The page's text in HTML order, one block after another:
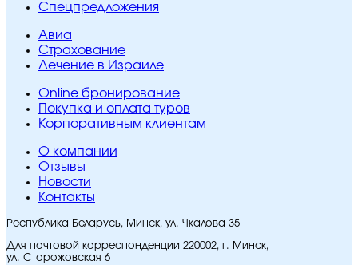
Спецпредложения
Авиа
Страхование
Лечение в Израиле
Online бронирование
Покупка и оплата туров
Корпоративным клиентам
O компании
Отзывы
Новости
Контакты
Республика Беларусь, Минск, ул. Чкалова 35
Для почтовой корреспонденции 220002, г. Минск,
ул. Сторожовская 6